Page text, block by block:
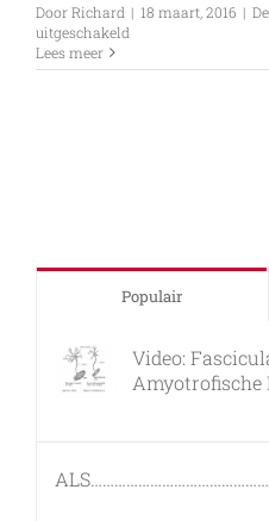
DoorRichard | 18 maart, 2016 |
uitgeschakeld
Volendam
Lees meer
Populair
Video:
Amyotrofische